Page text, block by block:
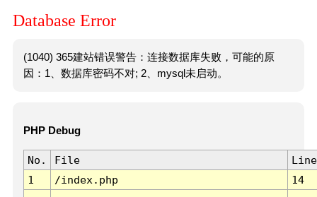
Database Error
(1040) 365建站错误警告：连接数据库失败，可能的原
因：1、数据库密码不对; 2、mysql未启动。
PHP Debug
No. File
Line
1
/index.php 14